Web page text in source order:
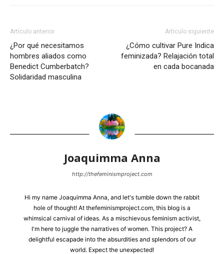
Artículo anterior
¿Por qué necesitamos
hombres aliados como
Benedict Cumberbatch?
Solidaridad masculina
Artículo siguiente
¿Cómo cultivar Pure Indica
feminizada? Relajación total
en cada bocanada
Joaquimma Anna
http://thefeminismproject.com
Hi my name Joaquimma Anna, and let's tumble down the rabbit
hole of thought! At thefeminismproject.com, this blog is a
whimsical carnival of ideas. As a mischievous feminism activist,
I'm here to juggle the narratives of women. This project? A
delightful escapade into the absurdities and splendors of our
world. Expect the unexpected!